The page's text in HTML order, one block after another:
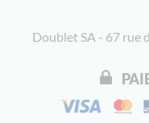
Doublet SA - 67 rue